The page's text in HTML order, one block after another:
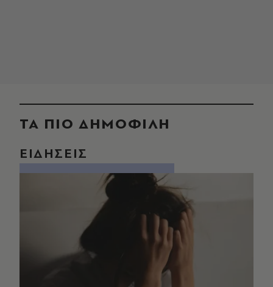
ΤΑ ΠΙΟ ΔΗΜΟΦΙΛΗ
ΕΙΔΗΣΕΙΣ